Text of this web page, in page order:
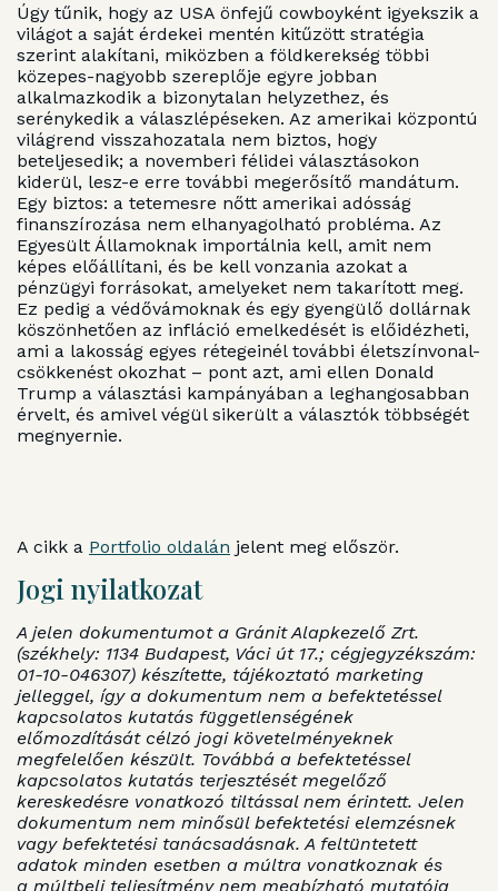
Úgy tűnik, hogy az USA önfejű cowboyként igyekszik a
világot a saját érdekei mentén kitűzött stratégia
szerint alakítani, miközben a földkerekség többi
közepes-nagyobb szereplője egyre jobban
alkalmazkodik a bizonytalan helyzethez, és
serénykedik a válaszlépéseken. Az amerikai központú
világrend visszahozatala nem biztos, hogy
beteljesedik; a novemberi félidei választásokon
kiderül, lesz-e erre további megerősítő mandátum.
Egy biztos: a tetemesre nőtt amerikai adósság
finanszírozása nem elhanyagolható probléma. Az
Egyesült Államoknak importálnia kell, amit nem
képes előállítani, és be kell vonzania azokat a
pénzügyi forrásokat, amelyeket nem takarított meg.
Ez pedig a védővámoknak és egy gyengülő dollárnak
köszönhetően az infláció emelkedését is előidézheti,
ami a lakosság egyes rétegeinél további életszínvonal-
csökkenést okozhat – pont azt, ami ellen Donald
Trump a választási kampányában a leghangosabban
érvelt, és amivel végül sikerült a választók többségét
megnyernie.
A cikk a Portfolio oldalán jelent meg először.
Jogi nyilatkozat
A jelen dokumentumot a Gránit Alapkezelő Zrt.
(székhely: 1134 Budapest, Váci út 17.; cégjegyzékszám:
01-10-046307) készítette, tájékoztató marketing
jelleggel, így a dokumentum nem a befektetéssel
kapcsolatos kutatás függetlenségének
előmozdítását célzó jogi követelményeknek
megfelelően készült. Továbbá a befektetéssel
kapcsolatos kutatás terjesztését megelőző
kereskedésre vonatkozó tiltással nem érintett. Jelen
dokumentum nem minősül befektetési elemzésnek
vagy befektetési tanácsadásnak. A feltüntetett
adatok minden esetben a múltra vonatkoznak és
a múltbeli teljesítmény nem megbízható mutatója